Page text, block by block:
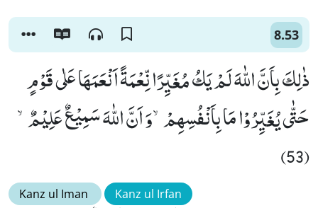
8.53
ذٰلِكَ بِاَنَّ اللّٰهَ لَمْ یَكُ مُغَیِّرًا نِّعْمَةً اَنْعَمَهَا عَلٰى قَوْمٍ
حَتّٰى یُغَیِّرُوْا مَا بِاَنْفُسِهِمْۙ-وَ اَنَّ اللّٰهَ سَمِیْعٌ عَلِیْمٌۙ
(53)
Kanz ul Iman Kanz ul Irfan